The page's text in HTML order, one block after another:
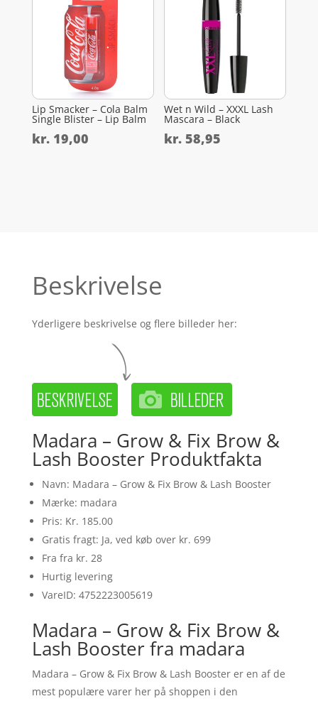
Lip Smacker – Cola Balm
Single Blister – Lip Balm
kr.19,00
Wet n Wild – XXXL Lash
Mascara – Black
kr. 58,95
Beskrivelse
Yderligere beskrivelse og flere billeder her:
Madara – Grow & Fix Brow &
Lash Booster Produktfakta
Navn: Madara – Grow & Fix Brow & Lash Booster
Mærke: madara
Pris: Kr. 185.00
Gratis fragt: Ja, ved køb over kr. 699
Fra fra kr. 28
Hurtig levering
VareID: 4752223005619
Madara – Grow & Fix Brow &
Lash Booster fra madara
Madara – Grow & Fix Brow & Lash Booster er en af de
mest populære varer her på shoppen i den